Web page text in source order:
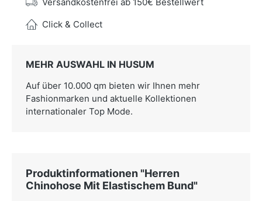
Click & Collect
MEHR AUSWAHL IN HUSUM
Auf über 10.000 qm bieten wir Ihnen mehr
Fashionmarken und aktuelle Kollektionen
internationaler Top Mode.
Produktinformationen "Herren
Chinohose Mit Elastischem Bund"